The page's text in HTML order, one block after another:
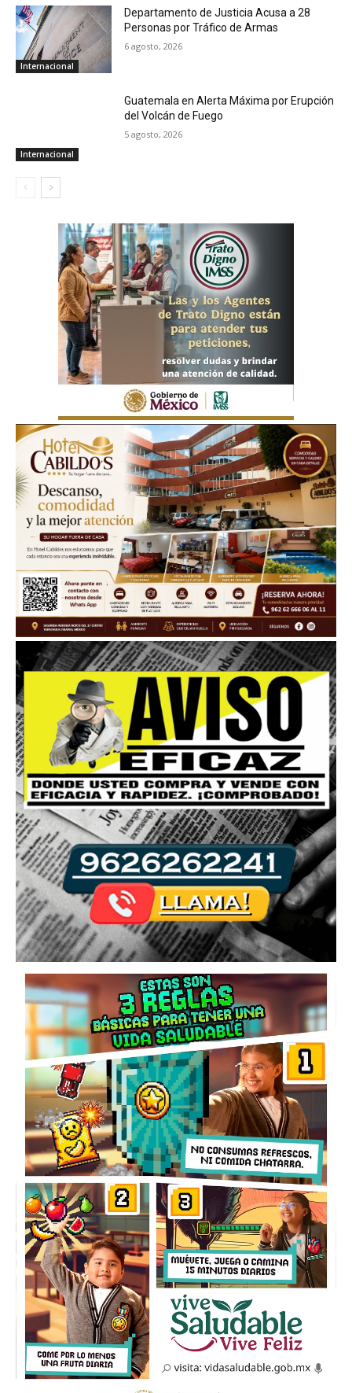
Internacional
Departamento de Justicia Acusa a 28
Personas por Tráfico de Armas
6 agosto, 2026
Internacional
Guatemala en Alerta Máxima por Erupción
del Volcán de Fuego
5 agosto, 2026